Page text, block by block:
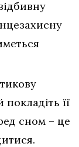
її
сном – це